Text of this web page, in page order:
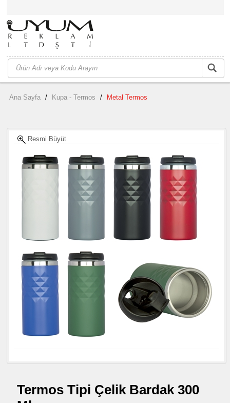
Ana Sayfa / Kupa - Termos / Metal Termos
Resmi Büyüt
Termos Tipi Çelik Bardak 300